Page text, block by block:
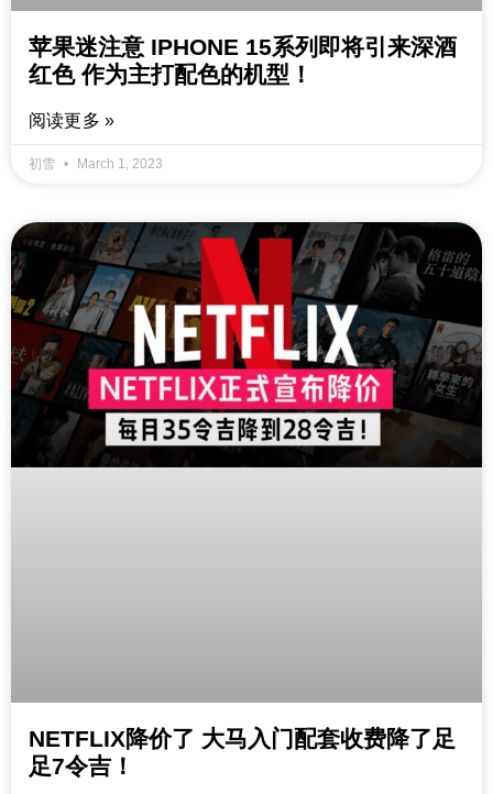
苹果迷注意 IPHONE 15系列即将引来深酒
红色 作为主打配色的机型！
阅读更多 »
初雪 March 1, 2023
NETFLIX降价了 大马入门配套收费降了足
足7令吉！